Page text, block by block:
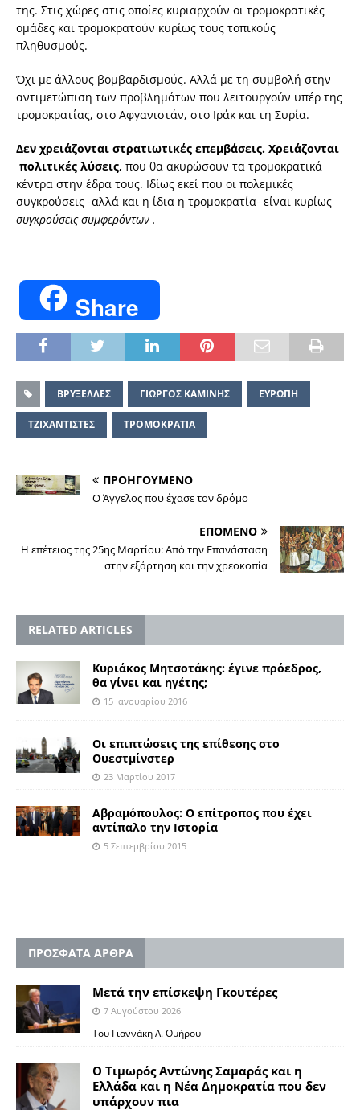
της. Στις χώρες στις οποίες κυριαρχούν οι τρομοκρατικές
ομάδες και τρομοκρατούν κυρίως τους τοπικούς
πληθυσμούς.
Όχι με άλλους βομβαρδισμούς. Αλλά με τη συμβολή στην
αντιμετώπιση των προβλημάτων που λειτουργούν υπέρ της
τρομοκρατίας, στο Αφγανιστάν, στο Ιράκ και τη Συρία.
Δεν χρειάζονται στρατιωτικές επεμβάσεις. Χρειάζονται
πολιτικές λύσεις, που θα ακυρώσουν τα τρομοκρατικά
κέντρα στην έδρα τους. Ιδίως εκεί που οι πολεμικές
συγκρούσεις -αλλά και η ίδια η τρομοκρατία- είναι κυρίως
συγκρούσεις συμφερόντων .
Share
ΒΡΥΞΕΛΛΕΣ ΓΙΩΡΓΟΣ ΚΑΜΙΝΗΣ ΕΥΡΩΠΗ
ΤΖΙΧΑΝΤΙΣΤΕΣ ΤΡΟΜΟΚΡΑΤΙΑ
ΠΡΟΗΓΟΥΜΕΝΟ
Ο Άγγελος που έχασε τον δρόμο
ΕΠΟΜΕΝΟ
Η επέτειος της 25ης Μαρτίου: Από την Επανάσταση
στην εξάρτηση και την χρεοκοπία
RELATED ARTICLES
Κυριάκος Μητσοτάκης: έγινε πρόεδρος,
θα γίνει και ηγέτης;
15 Ιανουαρίου 2016
Οι επιπτώσεις της επίθεσης στο
Ουεστμίνστερ
23 Μαρτίου 2017
Αβραμόπουλος: Ο επίτροπος που έχει
αντίπαλο την Iστορία
5 Σεπτεμβρίου 2015
ΠΡΟΣΦΑΤΑ ΑΡΘΡΑ
Μετά την επίσκεψη Γκουτέρες
7 Αυγούστου 2026
Του Γιαννάκη Λ. Ομήρου
Ο Τιμωρός Αντώνης Σαμαράς και η
Ελλάδα και η Νέα Δημοκρατία που δεν
υπάρχουν πια